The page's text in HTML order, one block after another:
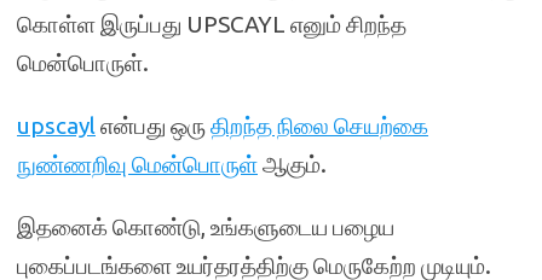
கொள்ள இருப்பது UPSCAYL எனும் சிறந்த
மென்பொருள்.
upscaylஎன்பது ஒருதிறந்த நிலை செயற்கை
நுண்ணறிவு மென்பொருள்ஆகும்.
இதனைக் கொண்டு, உங்களுடைய பழைய
புகைப்படங்களை உயர்தரத்திற்கு மெருகேற்ற முடியும்.